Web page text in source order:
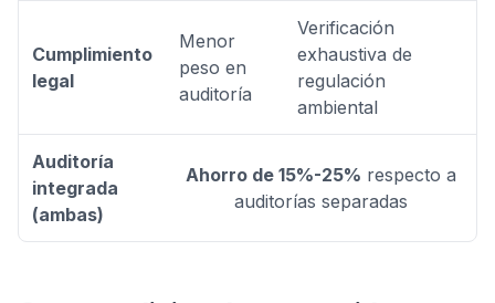
Cumplimiento
legal
Menor
peso en
auditoría
Verificación
exhaustiva de
regulación
ambiental
Auditoría
integrada
(ambas)
Ahorro de 15%-25% respecto a
auditorías separadas